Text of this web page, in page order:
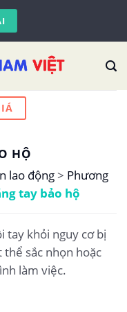
HỘ
lao động> Phương
tay bảo hộ
tay khỏi nguy cơ bị
sắc nhọn hoặc
làm việc.